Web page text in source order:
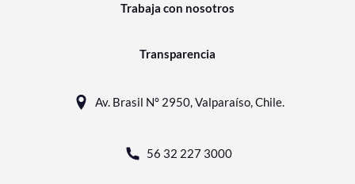
Trabaja con nosotros
Transparencia
Av. Brasil N° 2950, Valparaíso, Chile.
56 32 227 3000